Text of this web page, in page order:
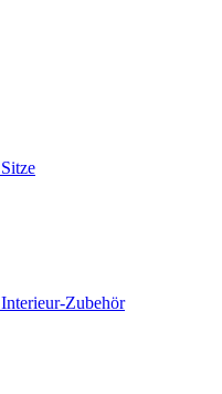
Sitze
Interieur-Zubehör